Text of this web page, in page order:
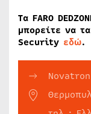
Τα FARO
μπορείτε να
Security εδώ.